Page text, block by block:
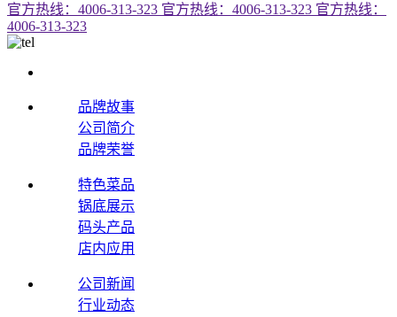
官方热线：4006-313-323 官方热线：4006-313-323 官方热线：
4006-313-323
品牌故事
公司简介
品牌荣誉
特色菜品
锅底展示
码头产品
店内应用
公司新闻
行业动态